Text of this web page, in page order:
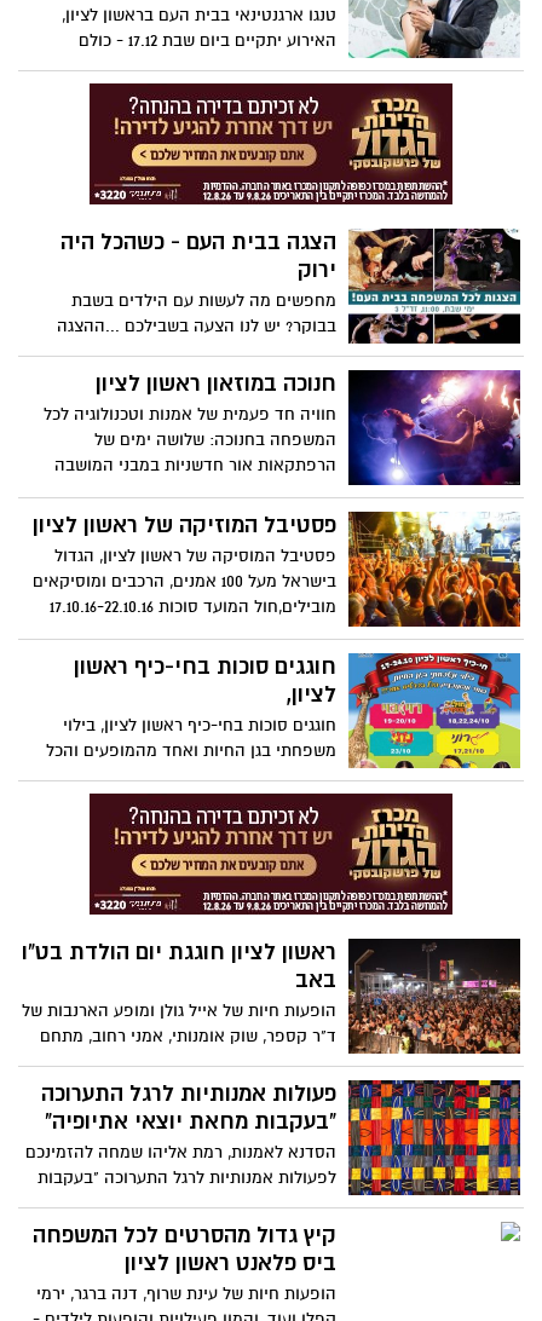
טנגו ארגנטינאי בבית העם בראשון לציון,
האירוע יתקיים ביום שבת 17.12 - כולם
מוזמנים והכניסה חופשית
הצגה בבית העם - כשהכל היה
ירוק
מחפשים מה לעשות עם הילדים בשבת
בבוקר? יש לנו הצעה בשבילכם ...ההצגה
"כשהכל היה ירוק" מגיעה לבית העם בראשון
לציון!
חנוכה במוזאון ראשון לציון
חוויה חד פעמית של אמנות וטכנולוגיה לכל
המשפחה בחנוכה: שלושה ימים של
הרפתקאות אור חדשניות במבני המושבה
אמנותי חד פעמי במסגרתו המבנים
המשוחזרים יהפכו לחדרי חידה מקוריים
שעוסקים בחוויות האור וניצוץ האש, מיצגים
אינטראקטיביים, מוסיקה ותנועה.
פסטיבל המוזיקה של ראשון לציון
פסטיבל המוסיקה של ראשון לציון, הגדול
בישראל מעל 100 אמנים, הרכבים ומוסיקאים
מובילים,חול המועד סוכות 17.10.16-22.10.16
חוגגים סוכות בחי-כיף ראשון
לציון,
חוגגים סוכות בחי-כיף ראשון לציון, בילוי
משפחתי בגן החיות ואחד מהמופעים והכל
בכרטיס אחד בין התאריכים 17-24.10.2016
ראשון לציון חוגגת יום הולדת בט"ו
באב
הופעות חיות של אייל גולן ומופע הארנבות של
ד"ר קספר, שוק אומנותי, אמני רחוב, מתחם
קוקטיילים ועוד הרבה הפתעות * מתחם
הרובע מתמלא במוזיקה, אהבה וריקודים ביום
האהבה * הכניסה חופשית
פעולות אמנותיות לרגל התערוכה
"בעקבות מחאת יוצאי אתיופיה"
הסדנא לאמנות, רמת אליהו שמחה להזמינכם
לפעולות אמנותיות לרגל התערוכה "בעקבות
מחאת יוצאי אתיופיה" ביום ד' ה-10 באוגוסט.
כל אחד ממשתתפי התערוכה - גדעון
אגז‘ה,גילי אבישר וענבל אגוז - ינחה סדנא
אשר תגיב ותייצר דיאלוג עם התערוכה.
הפעילויות השונות יאפשרו חשיבה והתבוננות
קיץ גדול מהסרטים לכל המשפחה
ביס פלאנט ראשון לציון
הופעות חיות של עינת שרוף, דנה ברגר, ירמי